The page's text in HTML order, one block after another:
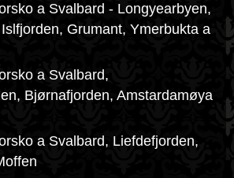
a Svalbard - Longyearbyen,
Grumant, Ymerbukta a
a Svalbard,
Bjørnafjorden, Amstardamøya
a Svalbard, Liefdefjorden,